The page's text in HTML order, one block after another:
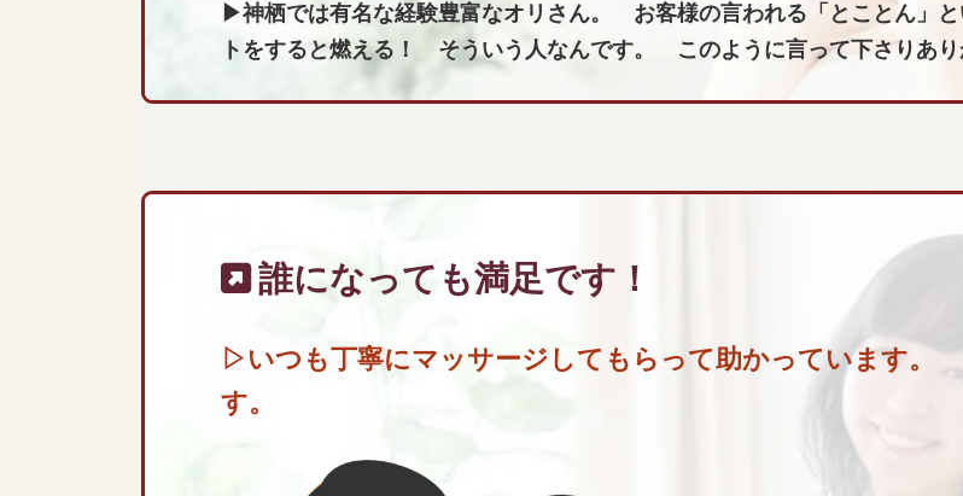
▶神栖では有名な経験豊富なオリさん。 お客様の言われる「とことん」
トをすると燃える！ そういう人なんです。 このように言って下さりあり
誰になっても満足です！
▷いつも丁寧にマッサージしてもらって助かっています
す。